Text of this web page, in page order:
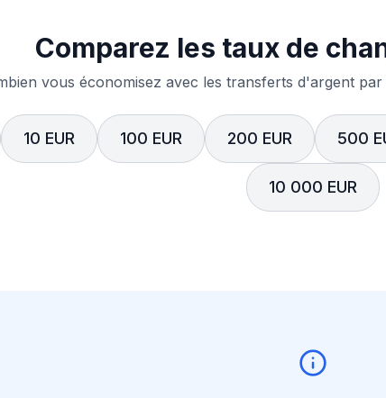
Comparez les taux de
vous économisez avec les transferts d'argent
10 EUR 100 EUR 200 EUR 500
10 000 EUR